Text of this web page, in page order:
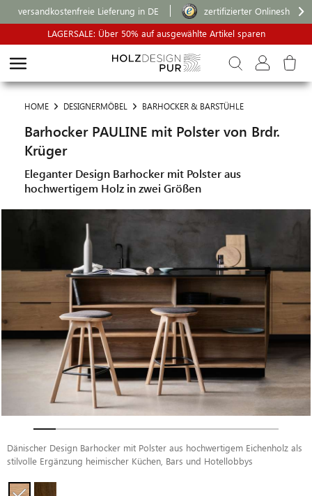
versandkostenfreie Lieferung in DE
zertifizierter Onlineshop
LAGERSALE: Über 50% auf ausgewählte Artikel sparen
HOME DESIGNERMÖBEL BARHOCKER & BARSTÜHLE
Barhocker PAULINE mit Polster von Brdr.
Krüger
Eleganter Design Barhocker mit Polster aus
hochwertigem Holz in zwei Größen
Dänischer Design Barhocker mit Polster aus hochwertigem Eichenholz als
stilvolle Ergänzung heimischer Küchen, Bars und Hotellobbys